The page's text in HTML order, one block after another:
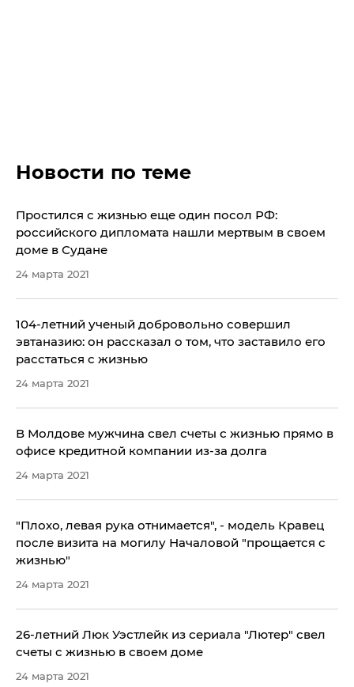
Новости по теме
​Простился с жизнью еще один посол РФ:
российского дипломата нашли мертвым в своем
доме в Судане
24 марта 2021
104-летний ученый добровольно совершил
эвтаназию: он рассказал о том, что заставило его
расстаться с жизнью
24 марта 2021
В Молдове мужчина свел счеты с жизнью прямо в
офисе кредитной компании из-за долга
24 марта 2021
"Плохо, левая рука отнимается", - модель Кравец
после визита на могилу Началовой "прощается с
жизнью"
24 марта 2021
26-летний Люк Уэстлейк из сериала "Лютер" свел
счеты с жизнью в своем доме
24 марта 2021